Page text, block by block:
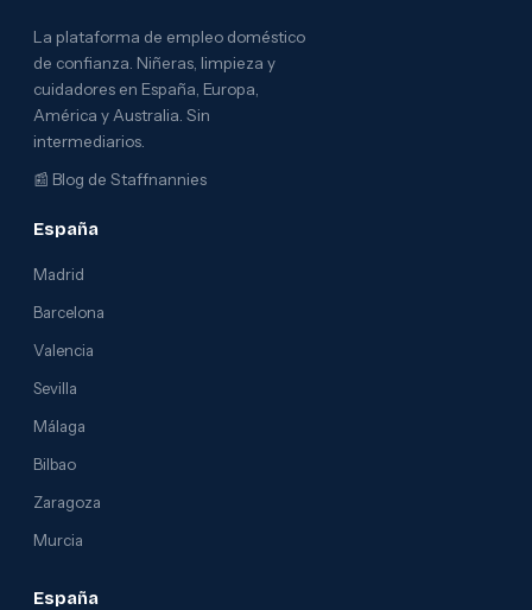
La plataforma de empleo doméstico
de confianza. Niñeras, limpieza y
cuidadores en España, Europa,
América y Australia. Sin
intermediarios.
📰 Blog de Staffnannies
España
Madrid
Barcelona
Valencia
Sevilla
Málaga
Bilbao
Zaragoza
Murcia
España